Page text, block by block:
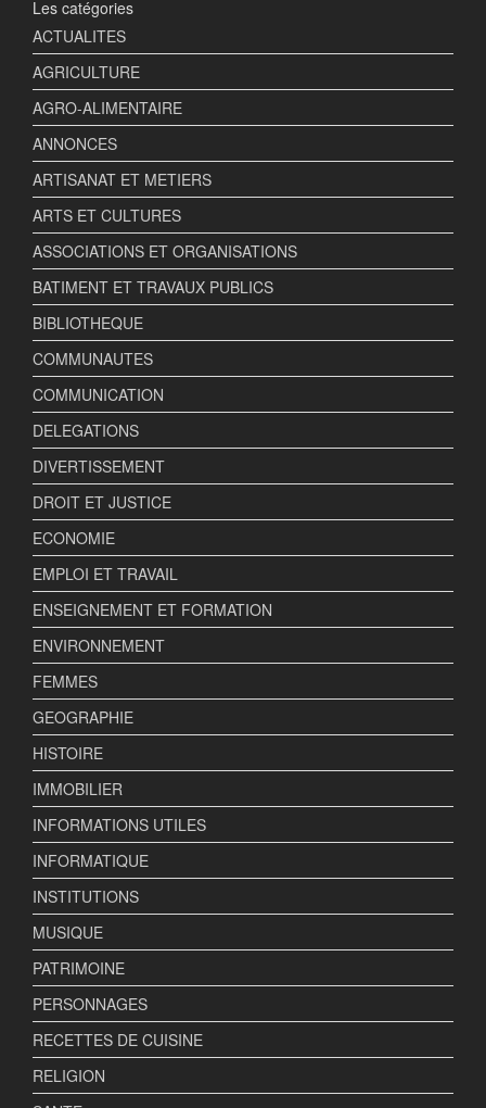
Les catégories
ACTUALITES
AGRICULTURE
AGRO-ALIMENTAIRE
ANNONCES
ARTISANAT ET METIERS
ARTS ET CULTURES
ASSOCIATIONS ET ORGANISATIONS
BATIMENT ET TRAVAUX PUBLICS
BIBLIOTHEQUE
COMMUNAUTES
COMMUNICATION
DELEGATIONS
DIVERTISSEMENT
DROIT ET JUSTICE
ECONOMIE
EMPLOI ET TRAVAIL
ENSEIGNEMENT ET FORMATION
ENVIRONNEMENT
FEMMES
GEOGRAPHIE
HISTOIRE
IMMOBILIER
INFORMATIONS UTILES
INFORMATIQUE
INSTITUTIONS
MUSIQUE
PATRIMOINE
PERSONNAGES
RECETTES DE CUISINE
RELIGION